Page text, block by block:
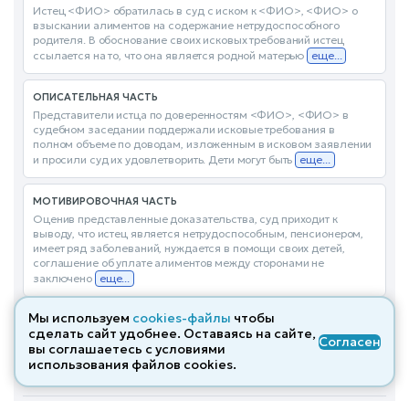
Истец <ФИО> обратилась в суд с иском к <ФИО>, <ФИО> о
взыскании алиментов на содержание нетрудоспособного
родителя. В обоснование своих исковых требований истец
ссылается на то, что она является родной матерью еще...
ОПИСАТЕЛЬНАЯ ЧАСТЬ
Представители истца по доверенностям <ФИО>, <ФИО> в
судебном заседании поддержали исковые требования в
полном объеме по доводам, изложенным в исковом заявлении
и просили суд их удовлетворить. Дети могут быть еще...
МОТИВИРОВОЧНАЯ ЧАСТЬ
Оценив представленные доказательства, суд приходит к
выводу, что истец является нетрудоспособным, пенсионером,
имеет ряд заболеваний, нуждается в помощи своих детей,
соглашение об уплате алиментов между сторонами не
заключено еще...
РЕЗОЛЮТИВНАЯ ЧАСТЬ
Исковое заявление <ФИО> к <ФИО>, <ФИО> о взыскании
алиментов на содержание нетрудоспособного родителя -
удовлетворить
Мы используем cookies-файлы чтобы
сделать сайт удобнее. Оставаясь на сайте,
вы соглашаетесь с условиями
использования файлов cооkies.
Согласен